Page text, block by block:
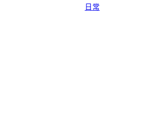
日常